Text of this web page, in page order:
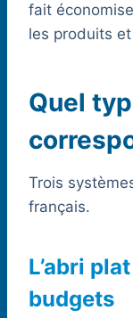
fait
les produits et
Quel
Trois
français.
L’abri
budgets